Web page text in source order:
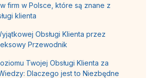
firm w Polsce, które są znane z
klienta
Obsługi Klienta przez
Przewodnik
Twojej Obsługi Klienta za
Dlaczego jest to Niezbędne